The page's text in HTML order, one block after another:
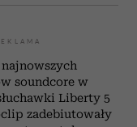
soundcore w
Liberty 5
zadebiutowały